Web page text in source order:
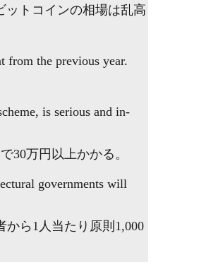
ットコインの相場は乱高
from the previous year.
is serious and in-
30万円以上かかる。
governments will
ら1人当たり原則1,000